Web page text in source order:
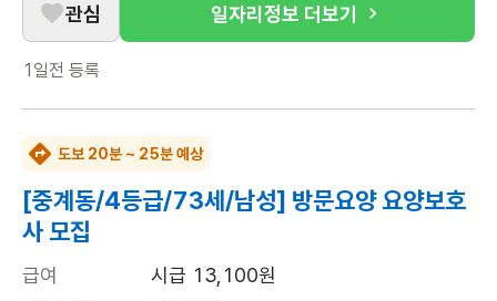
관심 일자리정보 더보기
1일전 등록
도보 20분 ~ 25분 예상
[중계동/4등급/73세/남성] 방문요양 요양보호
사 모집
급여
시급 13,100원